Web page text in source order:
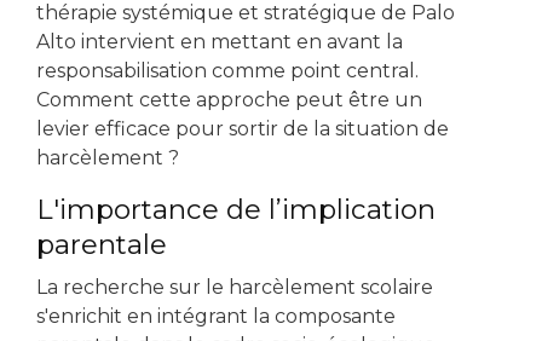
thérapie systémique et stratégique de Palo
Alto intervient en mettant en avant la
responsabilisation comme point central.
Comment cette approche peut être un
levier efficace pour sortir de la situation de
harcèlement ?
L'importance de l’implication
parentale
La recherche sur le harcèlement scolaire
s'enrichit en intégrant la composante